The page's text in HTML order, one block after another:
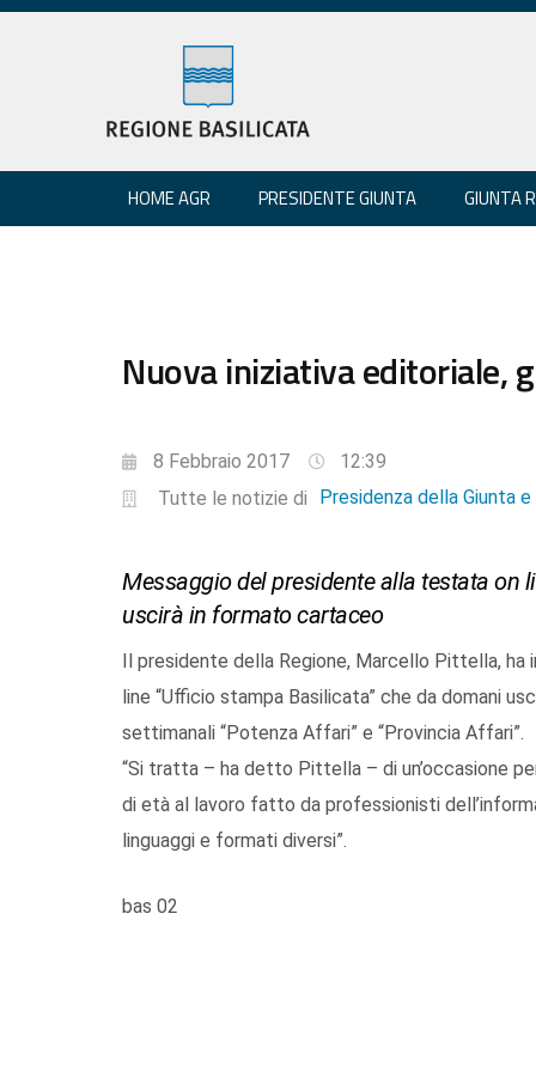
HOME AGR PRESIDENTE GIUNTA GIUNTA
Nuova iniziativa editoriale,
8 Febbraio 2017
12:39
Tutte le notizie di
Presidenza della Giunta
Messaggio del presidente alla testata
uscirà in formato cartaceo
Il presidente della Regione, Marcello Pittella, ha
line “Ufficio stampa Basilicata” che da domani
settimanali “Potenza Affari” e “Provincia Affari”.
“Si tratta – ha detto Pittella – di un’occasione
di età al lavoro fatto da professionisti
linguaggi e formati diversi”.
bas 02